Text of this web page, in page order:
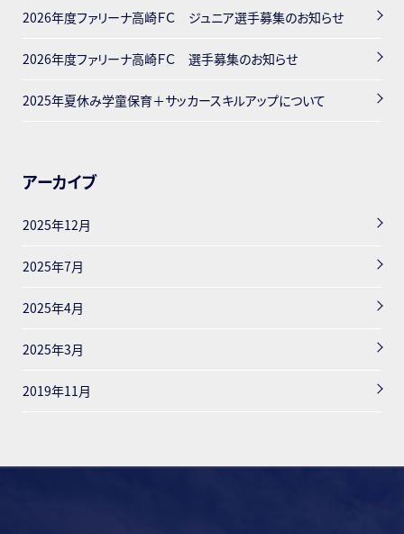
2026年度ファリーナ高崎ＦＣ ジュニア選手募集のお知らせ
2026年度ファリーナ高崎ＦＣ 選手募集のお知らせ
2025年夏休み学童保育＋サッカースキルアップについて
アーカイブ
2025年12月
2025年7月
2025年4月
2025年3月
2019年11月